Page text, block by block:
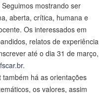
mostrando ser
aberta, crítica, humana e
Os interessados em
relatos de experiência
até o dia 31 de março,
.
há as orientações
os valores, assim